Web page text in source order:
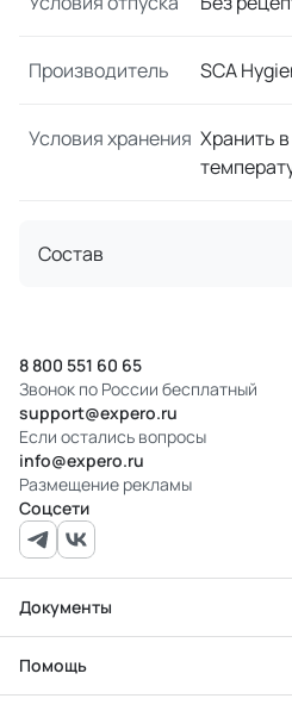
Производитель SCA
Условия хранения Хранить
Состав
8 800 551 60 65
Звонок по России бесплатный
support@expero.ru
Если остались вопросы
info@expero.ru
Размещение рекламы
Соцсети
Документы
Помощь